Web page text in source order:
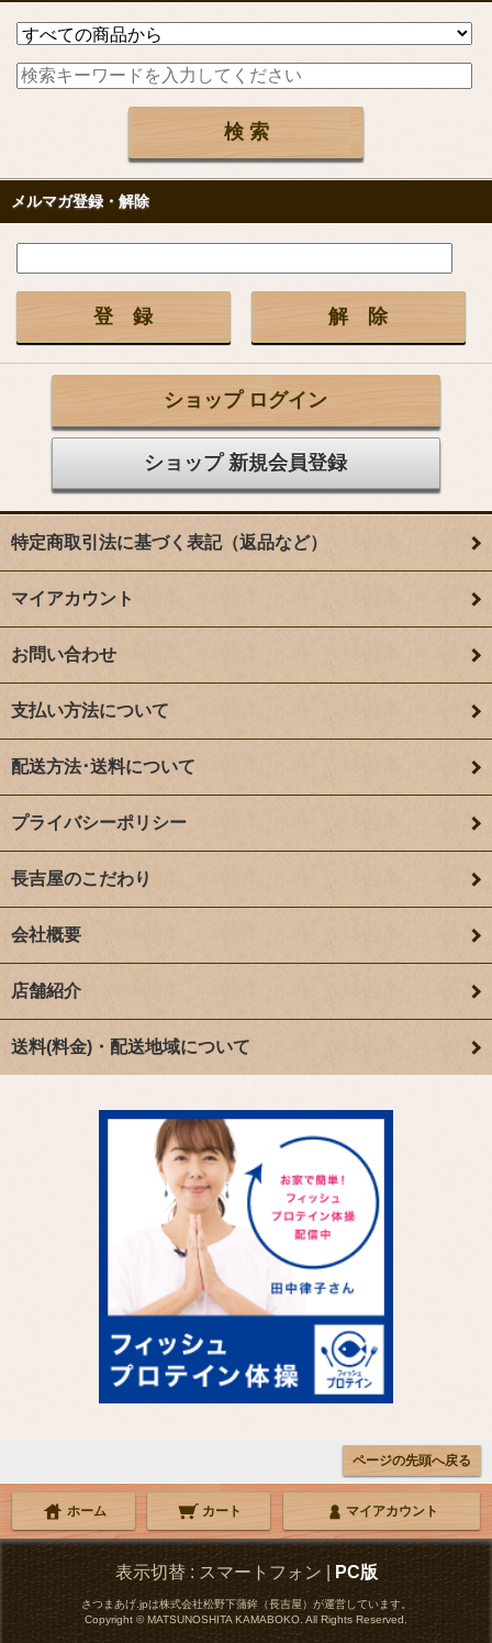
メルマガ登録・解除
ショップ ログイン
ショップ 新規会員登録
特定商取引法に基づく表記（返品など）
マイアカウント
お問い合わせ
支払い方法について
配送方法･送料について
プライバシーポリシー
長吉屋のこだわり
会社概要
店舗紹介
送料(料金)・配送地域について
ページの先頭へ戻る
ホーム カート マイアカウント
表示切替 : スマートフォン PC版
さつまあげ.jpは株式会社松野下蒲鉾（長吉屋）が運営しています。
Copyright © MATSUNOSHITA KAMABOKO. All Rights Reserved.